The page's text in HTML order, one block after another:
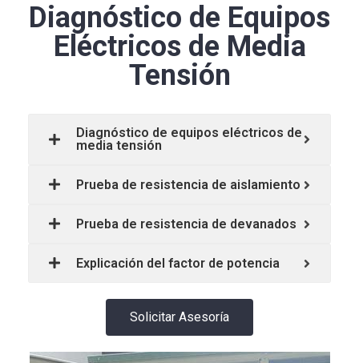
Diagnóstico de Equipos
Eléctricos de Media
Tensión
Diagnóstico de equipos eléctricos de
media tensión
Prueba de resistencia de aislamiento
Prueba de resistencia de devanados
Explicación del factor de potencia
Solicitar Asesoría